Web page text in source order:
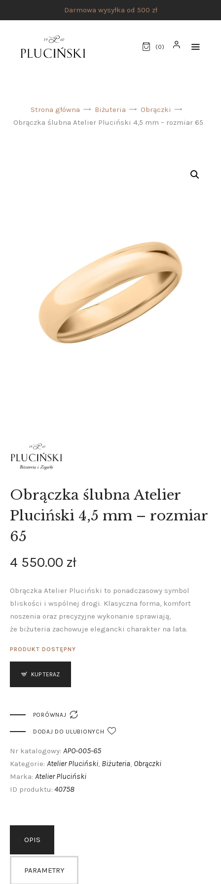
Darmowa wysyłka od 500 zł
(0)
UMÓW SPOTKANIE
KONTAKT
Strona główna Biżuteria
Obrączki
Obrączka ślubna Atelier Pluciński 4,5 mm – rozmiar 65
Obrączka ślubna Atelier
Pluciński 4,5 mm – rozmiar
65
4 550.00 zł
Obrączka Atelier Pluciński to ponadczasowy symbol
bliskości i wspólnej drogi. Klasyczna forma, komfort
noszenia oraz precyzyjne wykonanie sprawiają,
że biżuteria zachowuje elegancki charakter na lata.
PRODUKT DOSTĘPNY
KUP TERAZ
PORÓWNAJ 
DODAJ DO ULUBIONYCH
Nr katalogowy: APO-005-65
Kategorie: Atelier Pluciński, Biżuteria, Obrączki
Marka: Atelier Pluciński
ID produktu: 40758
OPIS
PARAMETRY